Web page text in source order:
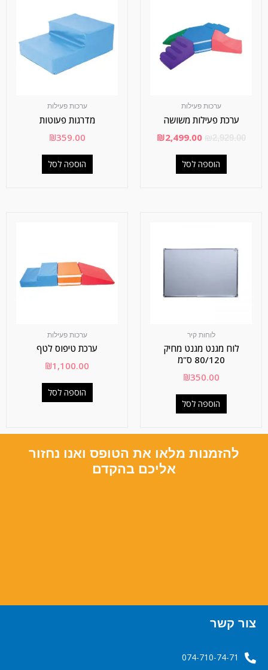
ערכות פעילות
ערכת פעילות משושה
₪2,499.00
הוספה לסל
ערכות פעילות
מדרגות פעוטות
₪359.00
הוספה לסל
ערכות פעילות
ערכת טיפוס לטף
₪1,100.00
הוספה לסל
לוחות קיר
לוח מגנט מגנט מחיק
80/120 ס"מ
₪350.00
הוספה לסל
להזמנות מלאו את הטופס ואנו נחזור
אליכם בהקדם
צור קשר
074-710-74-71